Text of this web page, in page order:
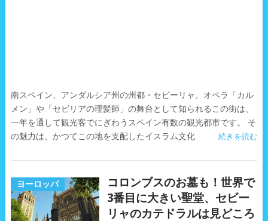
南スペイン、アンダルシア州の州都・セビーリャ。オペラ「カル
メン」や「セビリアの理髪師」の舞台として知られるこの街は、
一年を通して観光客でにぎわうスペイン有数の観光都市です。 そ
の魅力は、かつてこの地を支配したイスラム文化
続きを読む
ヨーロッパ
コロンブスのお墓も！世界で
3番目に大きい聖堂、セビー
リャのカテドラルは見どころ